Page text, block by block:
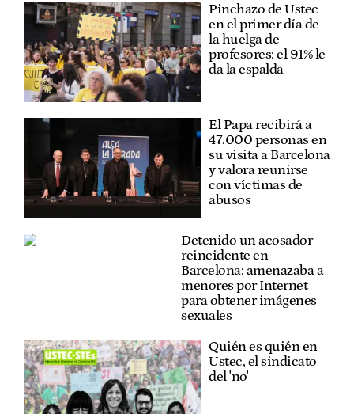
Pinchazo de Ustec
en el primer día de
la huelga de
profesores: el 91% le
da la espalda
El Papa recibirá a
47.000 personas en
su visita a Barcelona
y valora reunirse
con víctimas de
abusos
Detenido un acosador
reincidente en
Barcelona: amenazaba a
menores por Internet
para obtener imágenes
sexuales
Quién es quién en
Ustec, el sindicato
del 'no'